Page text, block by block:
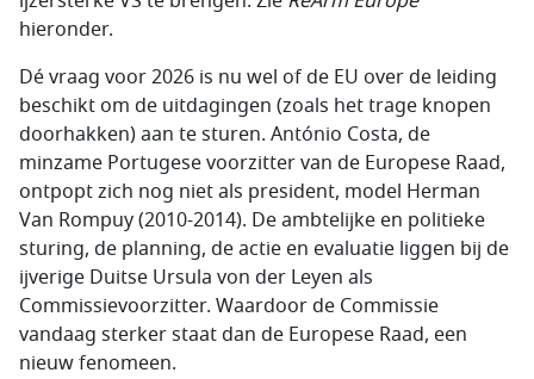
hieronder.
Dé vraag voor 2026 is nu wel of de EU over de leiding
beschikt om de uitdagingen (zoals het trage knopen
doorhakken) aan te sturen. António Costa, de
minzame Portugese voorzitter van de Europese Raad,
ontpopt zich nog niet als president, model Herman
Van Rompuy (2010-2014). De ambtelijke en politieke
sturing, de planning, de actie en evaluatie liggen bij de
ijverige Duitse Ursula von der Leyen als
Commissievoorzitter. Waardoor de Commissie
vandaag sterker staat dan de Europese Raad, een
nieuw fenomeen.